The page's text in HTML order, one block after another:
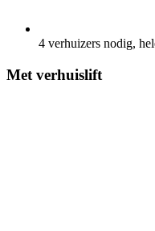
4 verhuizers nodig,
Met verhuislift